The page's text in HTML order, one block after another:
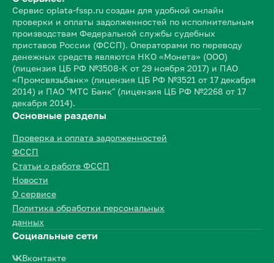
Сервис oplata-fssp.ru создан для удобной онлайн
проверки и оплаты задолженностей по исполнительным
производствам Федеральной службы судебных
приставов России (ФССП). Операторами по переводу
денежных средств являются НКО «Монета» (ООО)
(лицензия ЦБ РФ №3508-К от 29 ноября 2017) и ПАО
«Промсвязьбанк» (лицензия ЦБ РФ №3521 от 17 декабря
2014) и ПАО "МТС Банк" (лицензия ЦБ РФ №2268 от 17
декабря 2014).
Основные разделы
Проверка и оплата задолженностей
ФССП
Статьи о работе ФССП
Новости
О сервисе
Политика обработки персональных
данных
Социальные сети
Вконтакте